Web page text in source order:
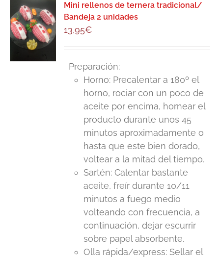
Mini rellenos de ternera tradicional/
Bandeja 2 unidades
13,95€
Preparación:
Horno: Precalentar a 180º el
horno, rociar con un poco de
aceite por encima, hornear el
producto durante unos 45
minutos aproximadamente o
hasta que este bien dorado,
voltear a la mitad del tiempo.
Sartén: Calentar bastante
aceite, freír durante 10/11
minutos a fuego medio
volteando con frecuencia, a
continuación, dejar escurrir
sobre papel absorbente.
Olla rápida/express: Sellar el